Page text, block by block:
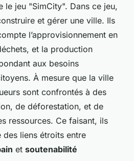
le jeu "SimCity". Dans ce jeu,
et gérer une ville. Ils
l’approvisionnement en
et la production
aux besoins
À mesure que la ville
sont confrontés à des
de déforestation, et de
ressources. Ce faisant, ils
des liens étroits entre
et soutenabilité